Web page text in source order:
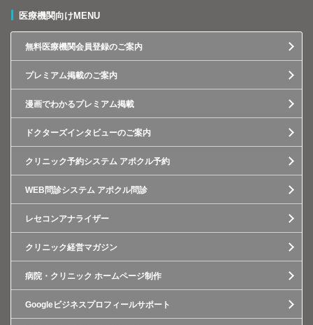
医療機関向けMENU
無料医療機関会員登録のご案内
プレミアム掲載のご案内
漫画でわかるプレミアム掲載
ドクターズインタビューのご案内
クリニック予約システム アポクル予約
WEB問診システム アポクル問診
レセコンアナライザー
クリニック経営マガジン
病院・クリニック ホームページ制作
Googleビジネスプロフィールサポート